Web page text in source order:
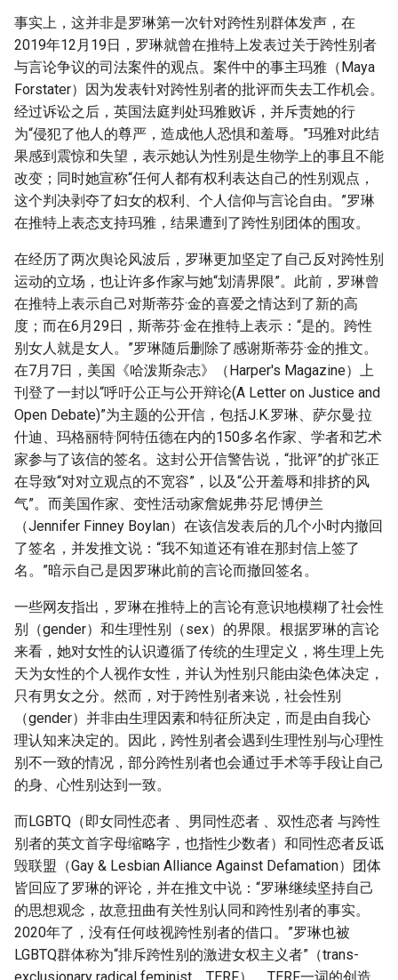
事实上，这并非是罗琳第一次针对跨性别群体发声，在
2019年12月19日，罗琳就曾在推特上发表过关于跨性别者
与言论争议的司法案件的观点。案件中的事主玛雅（Maya
Forstater）因为发表针对跨性别者的批评而失去工作机会。
经过诉讼之后，英国法庭判处玛雅败诉，并斥责她的行
为“侵犯了他人的尊严，造成他人恐惧和羞辱。”玛雅对此结
果感到震惊和失望，表示她认为性别是生物学上的事且不能
改变；同时她宣称“任何人都有权利表达自己的性别观点，
这个判决剥夺了妇女的权利、个人信仰与言论自由。”罗琳
在推特上表态支持玛雅，结果遭到了跨性别团体的围攻。
在经历了两次舆论风波后，罗琳更加坚定了自己反对跨性别
运动的立场，也让许多作家与她“划清界限”。此前，罗琳曾
在推特上表示自己对斯蒂芬·金的喜爱之情达到了新的高
度；而在6月29日，斯蒂芬·金在推特上表示：“是的。跨性
别女人就是女人。”罗琳随后删除了感谢斯蒂芬·金的推文。
在7月7日，美国《哈泼斯杂志》（Harper's Magazine）上
刊登了一封以“呼吁公正与公开辩论(A Letter on Justice and
Open Debate)”为主题的公开信，包括J.K.罗琳、萨尔曼·拉
什迪、玛格丽特·阿特伍德在内的150多名作家、学者和艺术
家参与了该信的签名。这封公开信警告说，“批评”的扩张正
在导致“对对立观点的不宽容”，以及“公开羞辱和排挤的风
气”。而美国作家、变性活动家詹妮弗·芬尼·博伊兰
（Jennifer Finney Boylan）在该信发表后的几个小时内撤回
了签名，并发推文说：“我不知道还有谁在那封信上签了
名。”暗示自己是因罗琳此前的言论而撤回签名。
一些网友指出，罗琳在推特上的言论有意识地模糊了社会性
别（gender）和生理性别（sex）的界限。根据罗琳的言论
来看，她对女性的认识遵循了传统的生理定义，将生理上先
天为女性的个人视作女性，并认为性别只能由染色体决定，
只有男女之分。然而，对于跨性别者来说，社会性别
（gender）并非由生理因素和特征所决定，而是由自我心
理认知来决定的。因此，跨性别者会遇到生理性别与心理性
别不一致的情况，部分跨性别者也会通过手术等手段让自己
的身、心性别达到一致。
而LGBTQ（即女同性恋者 、男同性恋者 、双性恋者 与跨性
别者的英文首字母缩略字，也指性少数者）和同性恋者反诋
毁联盟（Gay & Lesbian Alliance Against Defamation）团体
皆回应了罗琳的评论，并在推文中说：“罗琳继续坚持自己
的思想观念，故意扭曲有关性别认同和跨性别者的事实。
2020年了，没有任何歧视跨性别者的借口。”罗琳也被
LGBTQ群体称为“排斥跨性别的激进女权主义者”（trans-